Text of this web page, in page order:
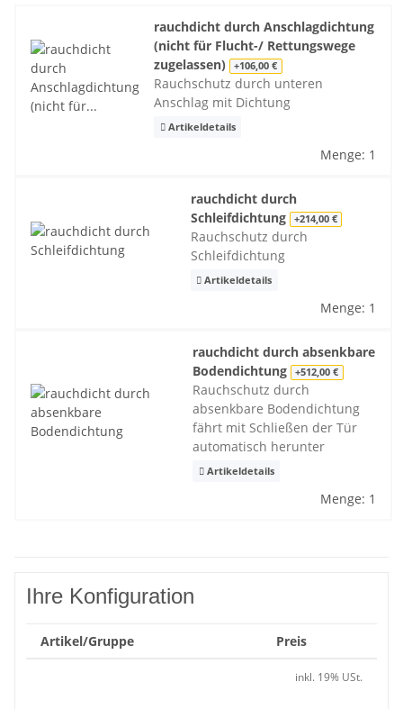
rauchdicht durch Anschlagdichtung
(nicht für Flucht-/ Rettungswege
zugelassen) +106,00 €
Rauchschutz durch unteren
Anschlag mit Dichtung
Artikeldetails
Menge: 1
rauchdicht durch
Schleifdichtung
+214,00 €
Rauchschutz durch
Schleifdichtung
Artikeldetails
Menge: 1
rauchdicht durch absenkbare
Bodendichtung +512,00 €
Rauchschutz durch
absenkbare Bodendichtung
fährt mit Schließen der Tür
automatisch herunter
Artikeldetails
Menge: 1
Ihre Konfiguration
Artikel/Gruppe Preis
inkl. 19% USt.